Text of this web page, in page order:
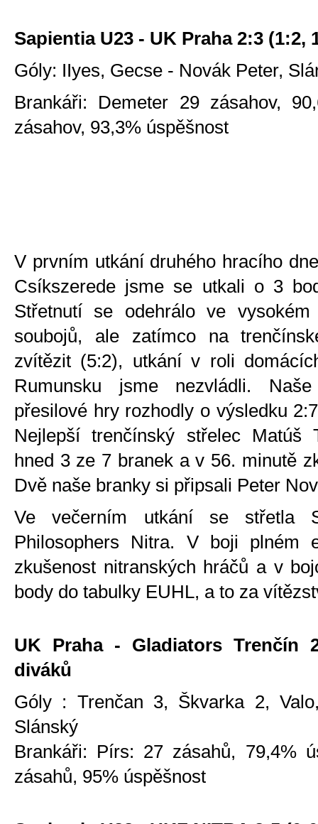
Sapientia U23 - UK Praha 2:3 (1:2,
Góly: IIyes, Gecse - Novák Peter,
Brankáři: Demeter 29 zásahov,
zásahov, 93,3% úspěšnost
V prvním utkání druhého hracího
Csíkszerede jsme se utkali o 3
Střetnutí se odehrálo ve
soubojů, ale zatímco na
zvítězit (5:2), utkání v roli
Rumunsku jsme nezvládli.
přesilové hry rozhodly o výsledku
Nejlepší trenčínský střelec Matúš
hned 3 ze 7 branek a v 56. minutě
Dvě naše branky si připsali Peter
Ve večerním utkání se střetla
Philosophers Nitra. V boji plném
zkušenost nitranských hráčů a v
body do tabulky EUHL, a to za
UK Praha - Gladiators Trenčín
diváků
Góly : Trenčan 3, Škvarka 2,
Slánský
Brankáři: Pírs: 27 zásahů, 79,4%
zásahů, 95% úspěšnost